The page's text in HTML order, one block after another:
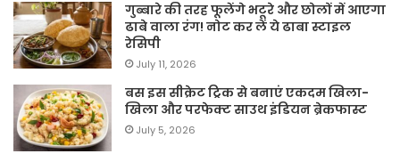
गुब्बारे की तरह फूलेंगे भटूरे और छोलों में आएगा
ढाबे वाला रंग! नोट कर लें ये ढाबा स्टाइल
रेसिपी
July 11, 2026
बस इस सीक्रेट ट्रिक से बनाएं एकदम खिला-
खिला और परफेक्ट साउथ इंडियन ब्रेकफास्ट
July 5, 2026